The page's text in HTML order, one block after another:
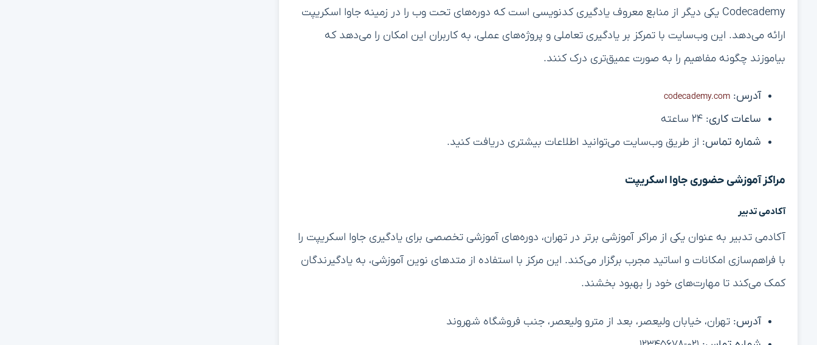
Codecademy یکی دیگر از منابع معروف یادگیری کدنویسی است که دوره‌های تحت وب را در زمینه جاوا اسکریپت
ارائه می‌دهد. این وب‌سایت با تمرکز بر یادگیری تعاملی و پروژه‌های عملی، به کاربران این امکان را می‌دهد که
بیاموزند چگونه مفاهیم را به صورت عمیق‌تری درک کنند.
آدرس: codecademy.com
ساعات کاری: ۲۴ ساعته
شماره تماس: از طریق وب‌سایت می‌توانید اطلاعات بیشتری دریافت کنید.
مراکز آموزشی حضوری جاوا اسکریپت
آکادمی تدبیر
آکادمی تدبیر به عنوان یکی از مراکر آموزشی برتر در تهران، دوره‌های آموزشی تخصصی برای یادگیری جاوا اسکریپت را
با فراهم‌سازی امکانات و اساتید مجرب برگزار می‌کند. این مرکز با استفاده از متدهای نوین آموزشی، به یادگیرندگان
کمک می‌کند تا مهارت‌های خود را بهبود بخشند.
آدرس: تهران، خیابان ولیعصر، بعد از مترو ولیعصر، جنب فروشگاه شهروند